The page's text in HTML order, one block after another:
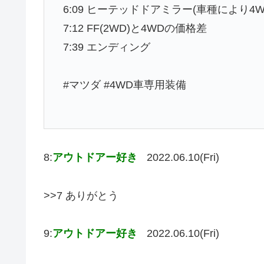
6:09 ヒーテッドドアミラー(車種により
7:12 FF(2WD)と4WDの価格差
7:39 エンディング
#マツダ #4WD車専用装備
8:アウトドアー好き 2022.06.10(Fri)
>>7 ありがとう
9:アウトドアー好き 2022.06.10(Fri)